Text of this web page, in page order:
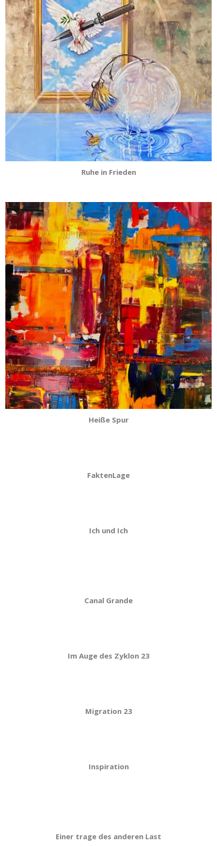
Ruhe in Frieden
Heiße Spur
FaktenLage
Ich und Ich
Canal Grande
Im Auge des Zyklon 23
Migration 23
Inspiration
Einer trage des anderen Last